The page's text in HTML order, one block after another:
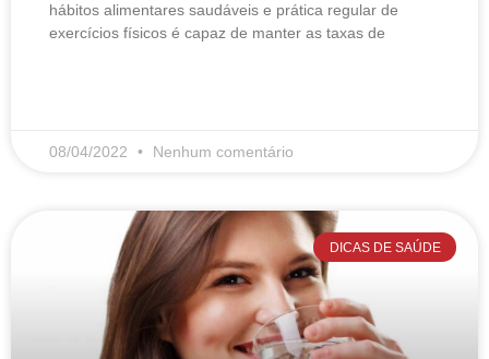
hábitos alimentares saudáveis e prática regular de
exercícios físicos é capaz de manter as taxas de
08/04/2022 Nenhum comentário
DICAS DE SAÚDE